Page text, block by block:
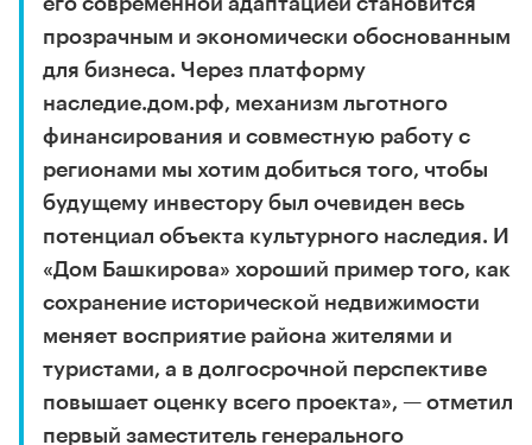
прозрачным и экономически обоснованным
для бизнеса. Через платформу
наследие.дом.рф, механизм льготного
финансирования и совместную работу с
регионами мы хотим добиться того, чтобы
будущему инвестору был очевиден весь
потенциал объекта культурного наследия. И
«Дом Башкирова» хороший пример того, как
сохранение исторической недвижимости
меняет восприятие района жителями и
туристами, а в долгосрочной перспективе
повышает оценку всего проекта», — отметил
первый заместитель генерального